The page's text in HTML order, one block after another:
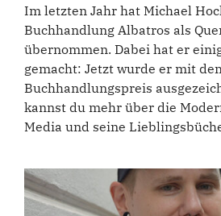
Im letzten Jahr hat Michael
Buchhandlung Albatros als
übernommen. Dabei hat er
gemacht: Jetzt wurde er mit
Buchhandlungspreis
kannst du mehr über die
Media und seine